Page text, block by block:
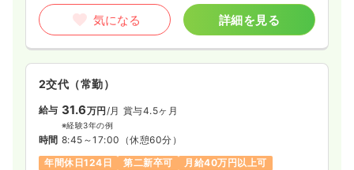
気になる 詳細を見る
2交代（常勤）
給与 31.6万円/月 賞与4.5ヶ月
※経験3年の例
時間 8:45～17:00 （休憩60分）
年間休日124日
第二新卒可 月給40万円以上可